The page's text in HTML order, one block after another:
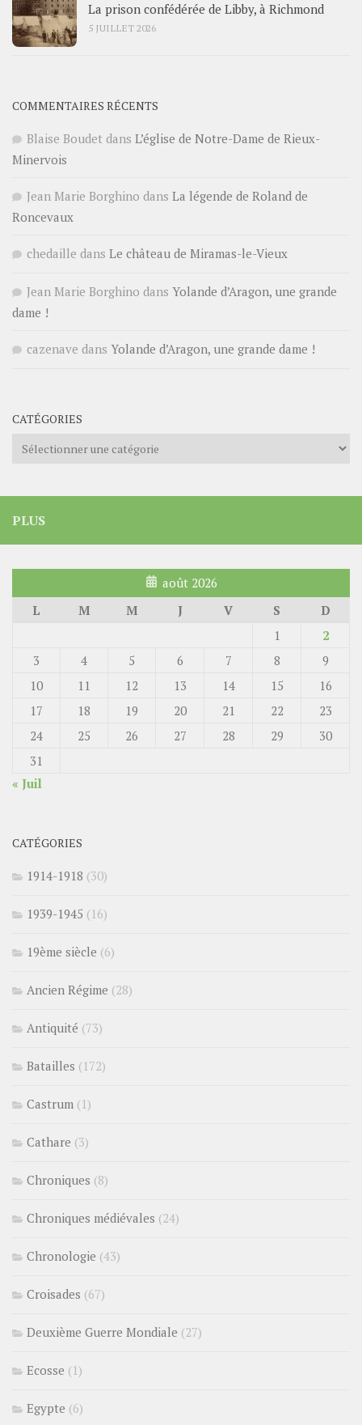
La prison confédérée de Libby, à Richmond
5 JUILLET 2026
COMMENTAIRES RÉCENTS
Blaise Boudet dans L’église de Notre-Dame de Rieux-
Minervois
Jean Marie Borghino dans La légende de Roland de
Roncevaux
chedaille dans Le château de Miramas-le-Vieux
Jean Marie Borghino dans Yolande d’Aragon, une grande
dame !
cazenave dans Yolande d’Aragon, une grande dame !
CATÉGORIES
Catégories
PLUS
août 2026
L
M M J V S
D
1
2
3
4 5 6 7 8
9
10
11 12 13 14 15
16
17
18 19 20 21 22
23
24
25 26 27 28 29
30
31
« Juil
CATÉGORIES
1914-1918 (30)
1939-1945 (16)
19ème siècle (6)
Ancien Régime (28)
Antiquité (73)
Batailles (172)
Castrum (1)
Cathare (3)
Chroniques (8)
Chroniques médiévales (24)
Chronologie (43)
Croisades (67)
Deuxième Guerre Mondiale (27)
Ecosse (1)
Egypte (6)